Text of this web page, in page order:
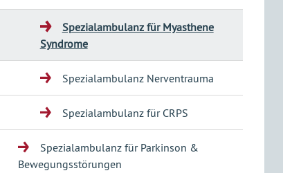
Spezialambulanz für Myasthene
Syndrome
Spezialambulanz Nerventrauma
Spezialambulanz für CRPS
Spezialambulanz für Parkinson &
Bewegungsstörungen